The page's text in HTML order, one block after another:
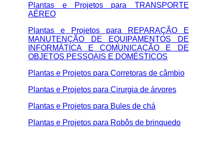
Plantas e Projetos para TRANSPORTE
AÉREO
Plantas e Projetos para REPARAÇÃO E
MANUTENÇÃO DE EQUIPAMENTOS DE
INFORMÁTICA E COMUNICAÇÃO E DE
OBJETOS PESSOAIS E DOMÉSTICOS
Plantas e Projetos para Corretoras de câmbio
Plantas e Projetos para Cirurgia de árvores
Plantas e Projetos para Bules de chá
Plantas e Projetos para Robôs de brinquedo